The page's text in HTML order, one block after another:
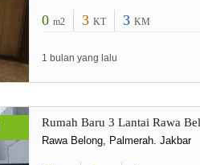
0 m2 3 KT 3 KM
1 bulan yang lalu
Rumah Baru 3 Lantai Rawa
Rawa Belong, Palmerah. Jakbar